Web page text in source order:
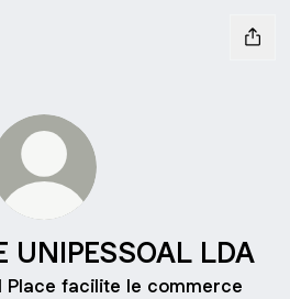
UNIPESSOAL LDA
Place facilite le commerce